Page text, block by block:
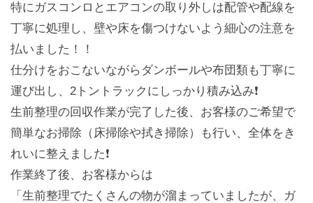
特にガスコンロとエアコンの取り外しは配管や配線を
丁寧に処理し、壁や床を傷つけないよう細心の注意を
払いました！！
仕分けをおこないながらダンボールや布団類も丁寧に
運び出し、2トントラックにしっかり積み込み❗️
生前整理の回収作業が完了した後、お客様のご希望で
簡単なお掃除（床掃除や拭き掃除）も行い、全体をき
れいに整えました❗️
作業終了後、お客様からは
「生前整理でたくさんの物が溜まっていましたが、ガ